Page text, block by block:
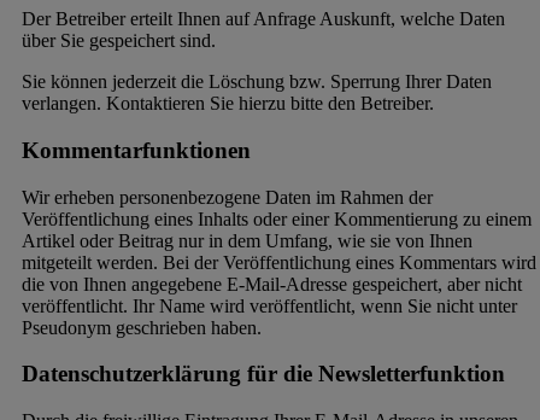
Der Betreiber erteilt Ihnen auf Anfrage Auskunft, welche Daten
über Sie gespeichert sind.
Sie können jederzeit die Löschung bzw. Sperrung Ihrer Daten
verlangen. Kontaktieren Sie hierzu bitte den Betreiber.
Kommentarfunktionen
Wir erheben personenbezogene Daten im Rahmen der
Veröffentlichung eines Inhalts oder einer Kommentierung zu einem
Artikel oder Beitrag nur in dem Umfang, wie sie von Ihnen
mitgeteilt werden. Bei der Veröffentlichung eines Kommentars wird
die von Ihnen angegebene E-Mail-Adresse gespeichert, aber nicht
veröffentlicht. Ihr Name wird veröffentlicht, wenn Sie nicht unter
Pseudonym geschrieben haben.
Datenschutzerklärung für die Newsletterfunktion